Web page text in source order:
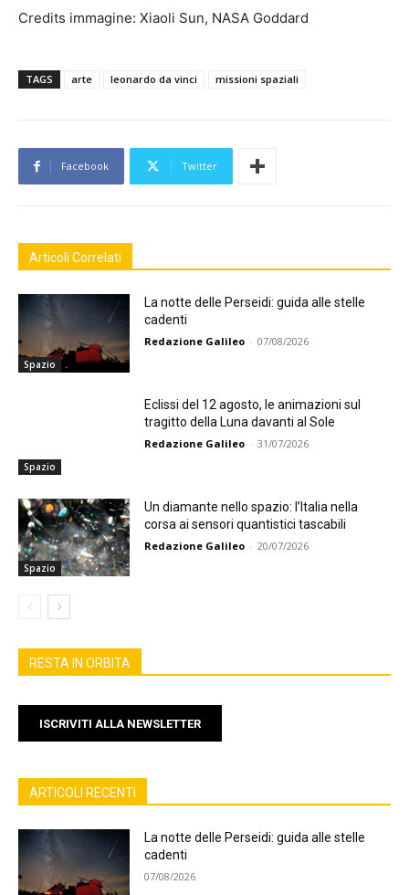
Credits immagine: Xiaoli Sun, NASA Goddard
TAGS arte leonardo da vinci missioni spaziali
Facebook Twitter
Articoli Correlati
Spazio
La notte delle Perseidi: guida alle stelle
cadenti
Redazione Galileo - 07/08/2026
Spazio
Eclissi del 12 agosto, le animazioni sul
tragitto della Luna davanti al Sole
Redazione Galileo - 31/07/2026
Spazio
Un diamante nello spazio: l’Italia nella
corsa ai sensori quantistici tascabili
Redazione Galileo - 20/07/2026
RESTA IN ORBITA
ISCRIVITI ALLA NEWSLETTER
ARTICOLI RECENTI
La notte delle Perseidi: guida alle stelle
cadenti
07/08/2026